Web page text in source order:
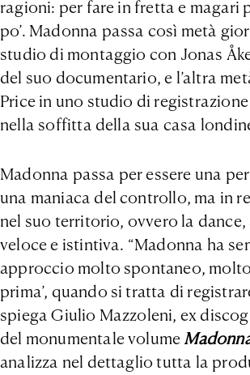
ragioni: per fare in fretta e magari
po’. Madonna passa così metà
studio di montaggio con Jonas
del suo documentario, e l’altra
Price in uno studio di
nella soffitta della sua casa
Madonna passa per essere una
una maniaca del controllo, ma in
nel suo territorio, ovvero la dance,
veloce e istintiva. “Madonna ha
approccio molto spontaneo,
prima’, quando si tratta di
spiega Giulio Mazzoleni, ex
del monumentale volume
analizza nel dettaglio tutta la